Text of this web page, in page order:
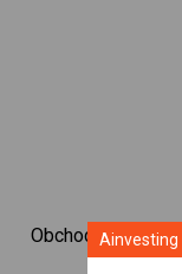
Obchodujte na
Ainvesting